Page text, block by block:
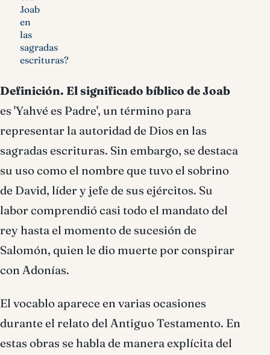
Joab
en
las
sagradas
escrituras?
Definición. El significado bíblico de Joab
es 'Yahvé es Padre', un término para
representar la autoridad de Dios en las
sagradas escrituras. Sin embargo, se destaca
su uso como el nombre que tuvo el sobrino
de David, líder y jefe de sus ejércitos. Su
labor comprendió casi todo el mandato del
rey hasta el momento de sucesión de
Salomón, quien le dio muerte por conspirar
con Adonías.
El vocablo aparece en varias ocasiones
durante el relato del Antiguo Testamento. En
estas obras se habla de manera explícita del